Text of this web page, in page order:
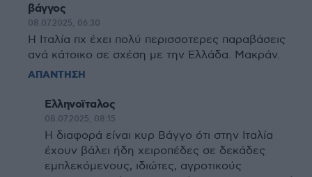
βάγγος
08.07.2025, 06:30
Η Ιταλία πχ έχει πολύ περισσοτερες παραβάσεις
ανά κάτοικο σε σχέση με την Ελλάδα. Μακράν.
ΑΠΑΝΤΗΣΗ
Ελληνοϊταλος
08.07.2025, 08:15
Η διαφορά είναι κυρ Βάγγο ότι στην Ιταλία
έχουν βάλει ήδη χειροπέδες σε δεκάδες
εμπλεκόμενους, ιδιώτες, αγροτικούς